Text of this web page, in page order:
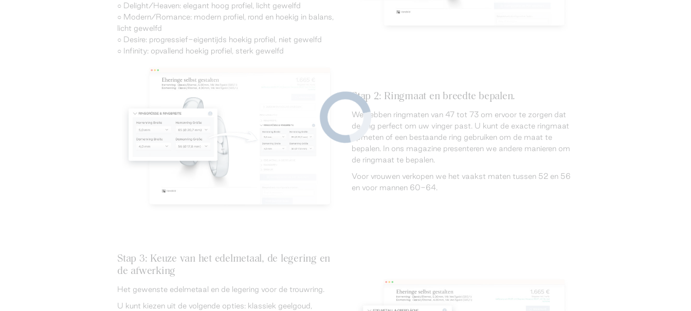
○ Delight/Heaven: elegant hoog profiel, licht gewelfd
○ Modern/Romance: modern profiel, rond en hoekig in balans,
licht gewelfd
○ Desire: progressief-eigentijds hoekig profiel, niet gewelfd
○ Infinity: opvallend hoekig profiel, sterk gewelfd
Stap 2: Ringmaat en breedte bepalen.
We hebben ringmaten van 47 tot 73 om ervoor te zorgen dat
de ring perfect om uw vinger past. U kunt de exacte ringmaat
opmeten of een bestaande ring gebruiken om de maat te
bepalen. In ons magazine presenteren we andere manieren om
de ringmaat te bepalen.
Voor vrouwen verkopen we het vaakst maten tussen 52 en 56
en voor mannen 60-64.
Stap 3: Keuze van het edelmetaal, de legering en
de afwerking
Het gewenste edelmetaal en de legering voor de trouwring.
U kunt kiezen uit de volgende opties: klassiek geelgoud,